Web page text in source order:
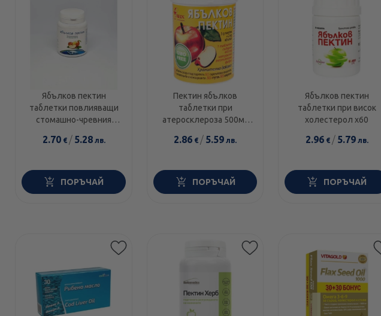
Ябълков пектин
таблетки повлияващи
стомашно-чревния
2.70€ / 5.28лв.
ПОРЪЧАЙ
Пектин ябълков
таблетки при
атеросклероза 500мг
2.86 € / 5.59 лв.
ПОРЪЧАЙ
Ябълков пектин
таблетки при висок
холестерол х60
2.96€ / 5.79лв.
ПОРЪЧАЙ